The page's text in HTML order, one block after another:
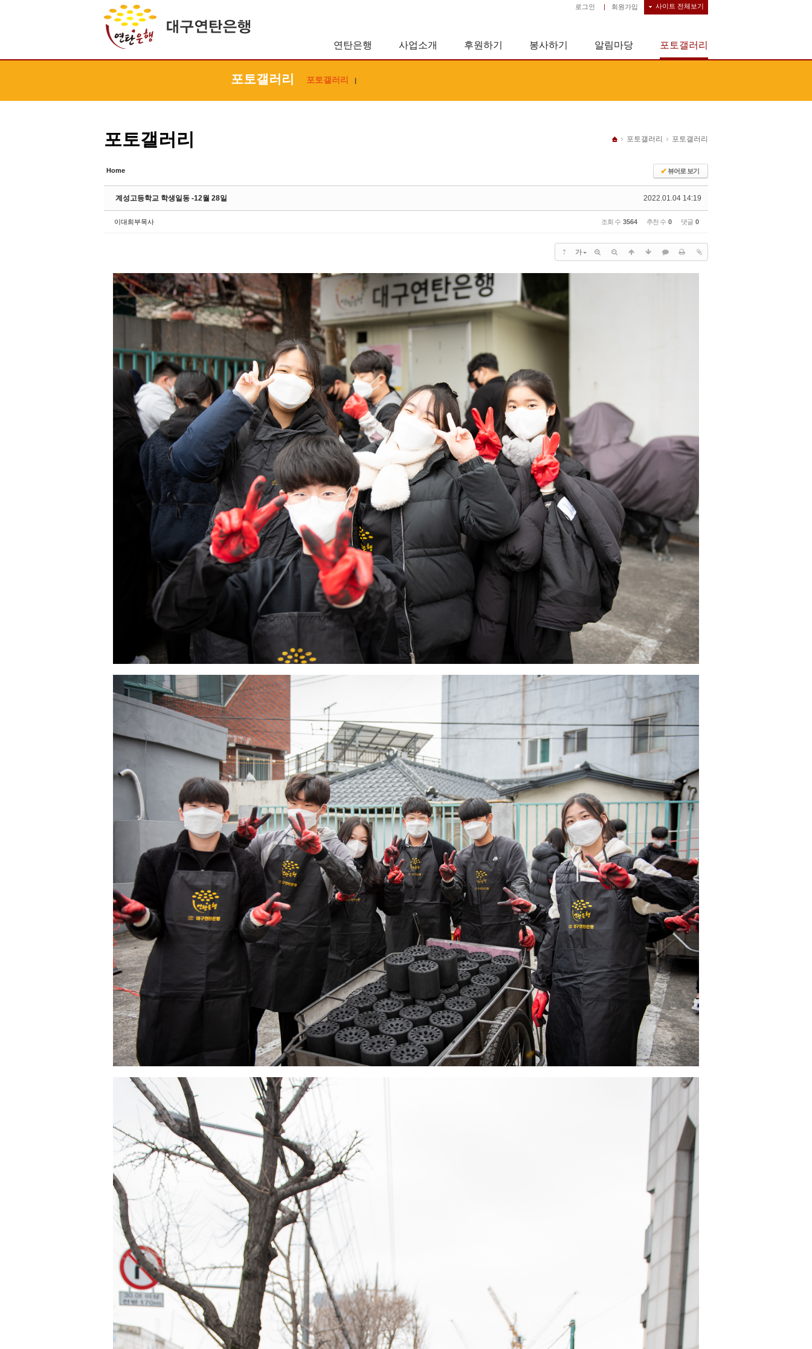
사이트 전체보기
로그인 | 회원가입
연탄은행 사업소개 후원하기 봉사하기 알림마당 포토갤러리
포토갤러리 포토갤러리 |
포토갤러리 포토갤러리 포토갤러리
Home ✔뷰어로 보기
2022.01.04 14:19
계성고등학교 학생일동 -12월 28일
이대희부목사 조회 수 3564 추천 수 0 댓글 0
? 가